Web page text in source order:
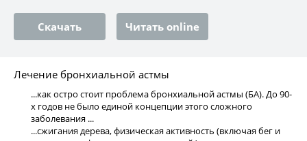
Скачать Читать online
Лечение бронхиальной астмы
...как остро стоит проблема бронхиальной астмы (БА). До 90-
х годов не было единой концепции этого сложного
заболевания ...
...сжигания дерева, физическая активность (включая бег и